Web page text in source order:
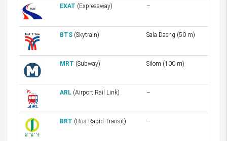
EXAT (Expressway) –
BTS (Skytrain) Sala Daeng (50 m)
MRT (Subway) Silom (100 m)
ARL (Airport Rail Link) –
BRT (Bus Rapid Transit) –